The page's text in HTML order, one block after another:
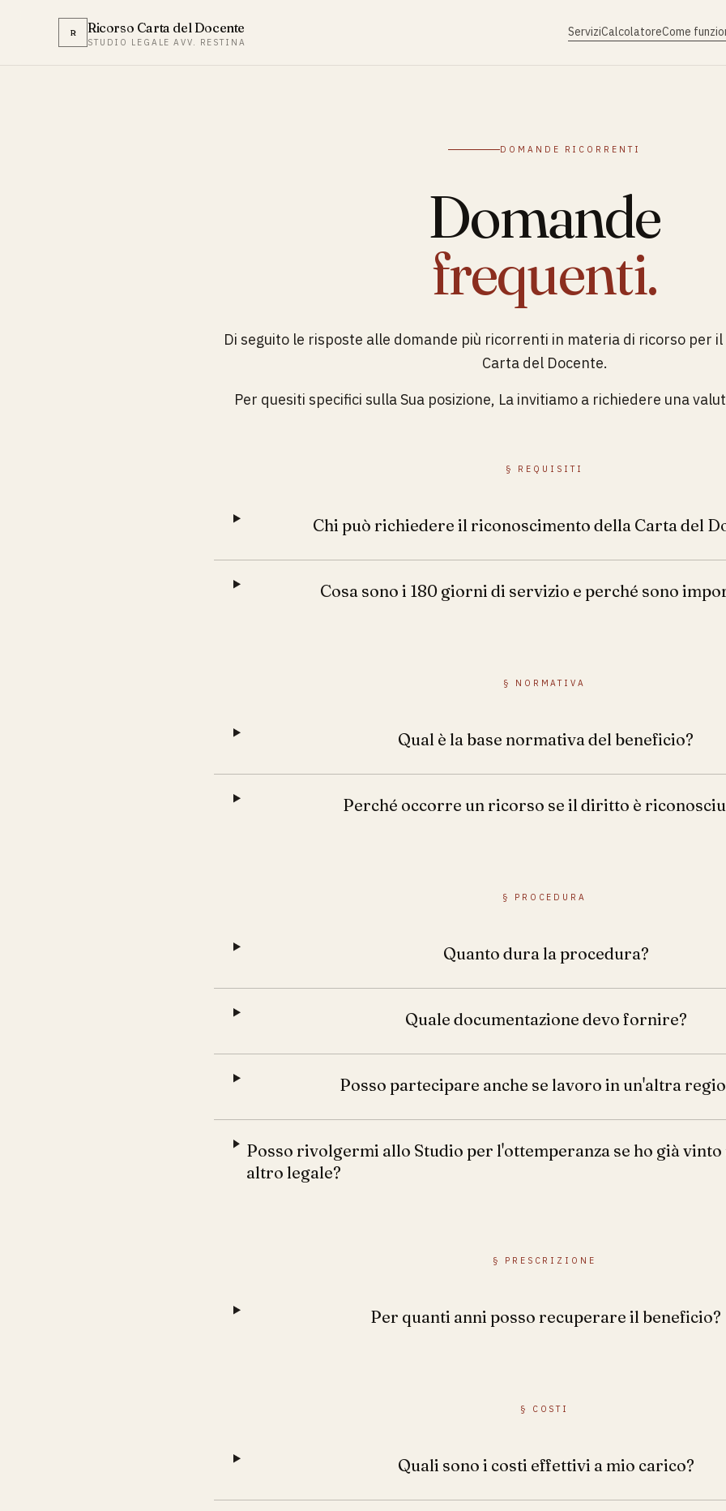
R Ricorso Carta del Docente
STUDIO LEGALE AVV. RESTINA
ServiziCalcolatoreCome
DOMANDE RICORRENTI
Domande
frequenti.
Di seguito le risposte alle domande più ricorrenti in materia di ricorso per
Carta del Docente.
Per quesiti specifici sulla Sua posizione, La invitiamo a richiedere una
§ REQUISITI
Chi può richiedere il riconoscimento della Carta del
Cosa sono i 180 giorni di servizio e perché sono
§ NORMATIVA
Qual è la base normativa del beneficio?
Perché occorre un ricorso se il diritto è
§ PROCEDURA
Quanto dura la procedura?
Quale documentazione devo fornire?
Posso partecipare anche se lavoro in un'altra
Posso rivolgermi allo Studio per l'ottemperanza se ho già
altro legale?
§ PRESCRIZIONE
Per quanti anni posso recuperare il beneficio?
§ COSTI
Quali sono i costi effettivi a mio carico?